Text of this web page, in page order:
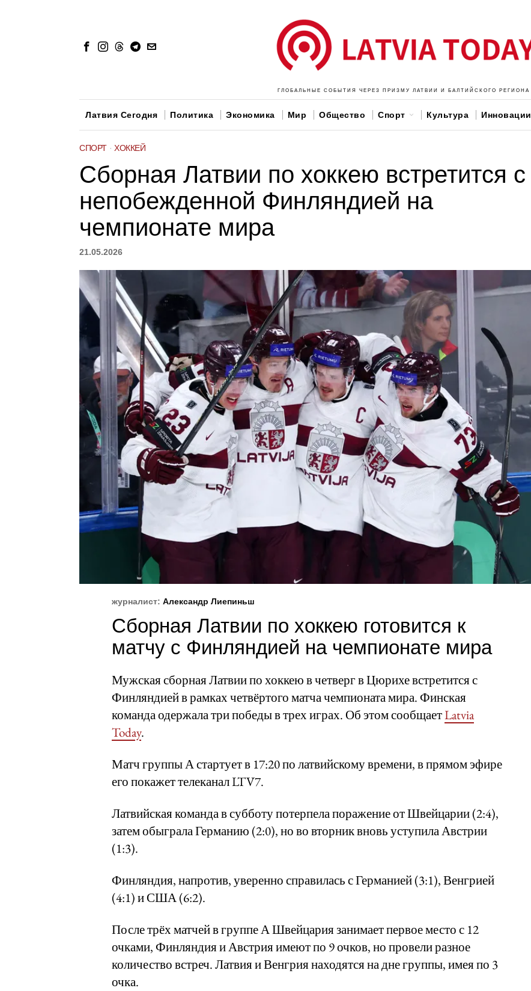
ГЛОБАЛЬНЫЕ СОБЫТИЯ ЧЕРЕЗ ПРИЗМУ ЛАТВИИ И БАЛТИЙСКОГО РЕГИОНА
Латвия Сегодня Политика Экономика Мир Общество Спорт Культура Инновации
СПОРТ · ХОККЕЙ
Сборная Латвии по хоккею встретится с
непобежденной Финляндией на
чемпионате мира
21.05.2026
журналист: Александр Лиепиньш
Сборная Латвии по хоккею готовится к
матчу с Финляндией на чемпионате мира
Мужская сборная Латвии по хоккею в четверг в Цюрихе встретится с
Финляндией в рамках четвёртого матча чемпионата мира. Финская
команда одержала три победы в трех играх. Об этом сообщаетLatvia
Today.
Матч группы А стартует в 17:20 по латвийскому времени, в прямом эфире
его покажет телеканал LTV7.
Латвийская команда в субботу потерпела поражение от Швейцарии (2:4),
затем обыграла Германию (2:0), но во вторник вновь уступила Австрии
(1:3).
Финляндия, напротив, уверенно справилась с Германией (3:1), Венгрией
(4:1) и США (6:2).
После трёх матчей в группе А Швейцария занимает первое место с 12
очками, Финляндия и Австрия имеют по 9 очков, но провели разное
количество встреч. Латвия и Венгрия находятся на дне группы, имея по 3
очка.